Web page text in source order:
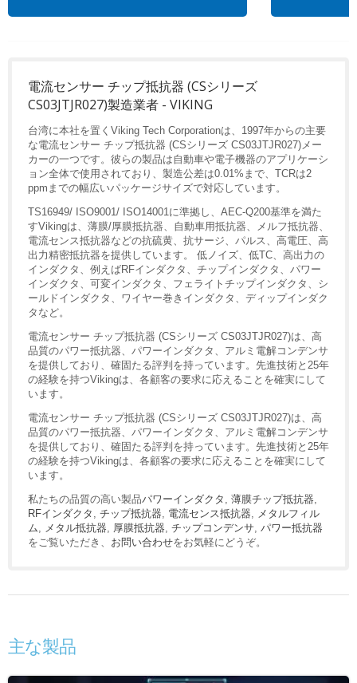
電流センサー チップ抵抗器 (CSシリーズ
CS03JTJR027)製造業者 - VIKING
台湾に本社を置くViking Tech Corporationは、1997年からの主要
な電流センサー チップ抵抗器 (CSシリーズ CS03JTJR027)メー
カーの一つです。彼らの製品は自動車や電子機器のアプリケーシ
ョン全体で使用されており、製造公差は0.01%まで、TCRは2
ppmまでの幅広いパッケージサイズで対応しています。
TS16949/ ISO9001/ ISO14001に準拠し、AEC-Q200基準を満た
すVikingは、薄膜/厚膜抵抗器、自動車用抵抗器、メルフ抵抗器、
電流センス抵抗器などの抗硫黄、抗サージ、パルス、高電圧、高
出力精密抵抗器を提供しています。 低ノイズ、低TC、高出力の
インダクタ、例えばRFインダクタ、チップインダクタ、パワー
インダクタ、可変インダクタ、フェライトチップインダクタ、シ
ールドインダクタ、ワイヤー巻きインダクタ、ディップインダク
タなど。
電流センサー チップ抵抗器 (CSシリーズ CS03JTJR027)は、高
品質のパワー抵抗器、パワーインダクタ、アルミ電解コンデンサ
を提供しており、確固たる評判を持っています。先進技術と25年
の経験を持つVikingは、各顧客の要求に応えることを確実にして
います。
電流センサー チップ抵抗器 (CSシリーズ CS03JTJR027)は、高
品質のパワー抵抗器、パワーインダクタ、アルミ電解コンデンサ
を提供しており、確固たる評判を持っています。先進技術と25年
の経験を持つVikingは、各顧客の要求に応えることを確実にして
います。
私たちの品質の高い製品パワーインダクタ 薄膜チップ抵抗器
RFインダクタ
チップ抵抗器 電流センス抵抗器
メタルフィル
ム
メタル抵抗器 厚膜抵抗器 チップコンデンサ パワー抵抗器
をご覧いただき、 お問い合わせをお気軽にどうぞ。
主な製品